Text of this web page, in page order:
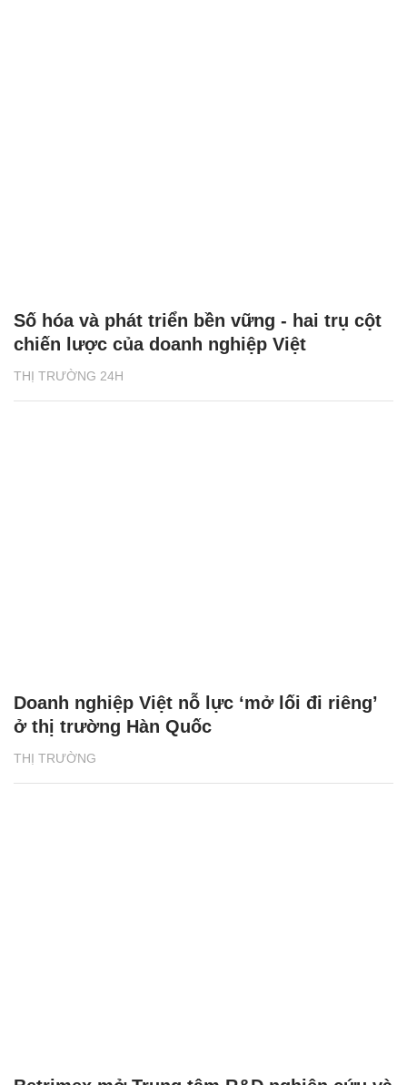
THỊ TRƯỜNG 24H
Số hóa và phát triển bền vững - hai trụ cột
chiến lược của doanh nghiệp Việt
THỊ TRƯỜNG
Doanh nghiệp Việt nỗ lực ‘mở lối đi riêng’
ở thị trường Hàn Quốc